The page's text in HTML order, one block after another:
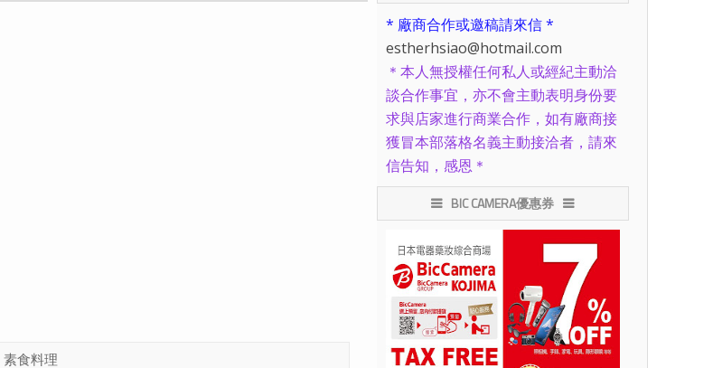
素食料理
* 廠商合作或邀稿請來信 *
estherhsiao@hotmail.com
＊本人無授權任何私人或經紀主動洽
談合作事宜，亦不會主動表明身份要
求與店家進行商業合作，如有廠商接
獲冒本部落格名義主動接洽者，請來
信告知，感恩＊
BIC CAMERA優惠券